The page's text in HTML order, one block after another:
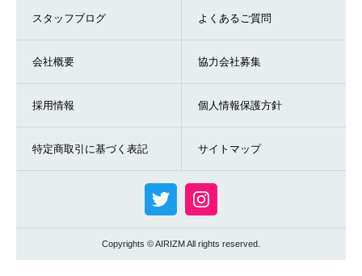
スタッフブログ よくあるご質問
会社概要 協力会社募集
採用情報 個人情報保護方針
特定商取引に基づく表記 サイトマップ
Copyrights © AIRIZM All rights reserved.